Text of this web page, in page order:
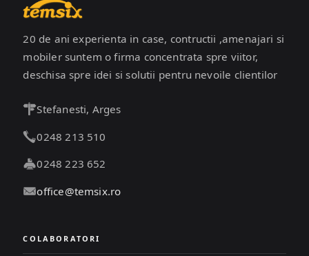
20 de ani experienta in case, contructii ,amenajari si
mobiler suntem o firma concentrata spre viitor,
deschisa spre idei si solutii pentru nevoile clientilor
Stefanesti, Arges
0248 213 510
0248 223 652
office@temsix.ro
COLABORATORI